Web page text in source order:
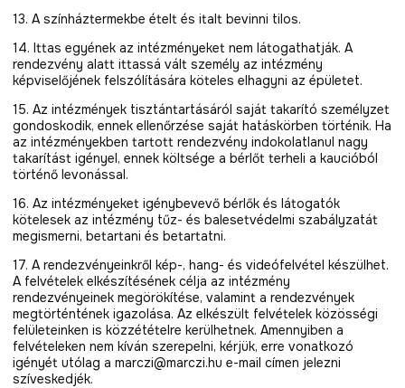
13. A színháztermekbe ételt és italt bevinni tilos.
14. Ittas egyének az intézményeket nem látogathatják. A
rendezvény alatt ittassá vált személy az intézmény
képviselőjének felszólítására köteles elhagyni az épületet.
15. Az intézmények tisztántartásáról saját takarító személyzet
gondoskodik, ennek ellenőrzése saját hatáskörben történik. Ha
az intézményekben tartott rendezvény indokolatlanul nagy
takarítást igényel, ennek költsége a bérlőt terheli a kaucióból
történő levonással.
16. Az intézményeket igénybevevő bérlők és látogatók
kötelesek az intézmény tűz- és balesetvédelmi szabályzatát
megismerni, betartani és betartatni.
17. A rendezvényeinkről kép-, hang- és videófelvétel készülhet.
A felvételek elkészítésének célja az intézmény
rendezvényeinek megörökítése, valamint a rendezvények
megtörténtének igazolása. Az elkészült felvételek közösségi
felületeinken is közzétételre kerülhetnek. Amennyiben a
felvételeken nem kíván szerepelni, kérjük, erre vonatkozó
igényét utólag a marczi@marczi.hu e-mail címen jelezni
szíveskedjék.